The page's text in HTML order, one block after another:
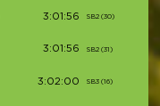
3:01:56 SB2 (30)
3:01:56 SB2 (31)
3:02:00 SB3 (16)